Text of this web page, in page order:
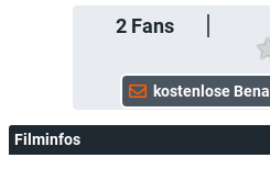
2Fans
Filminfos